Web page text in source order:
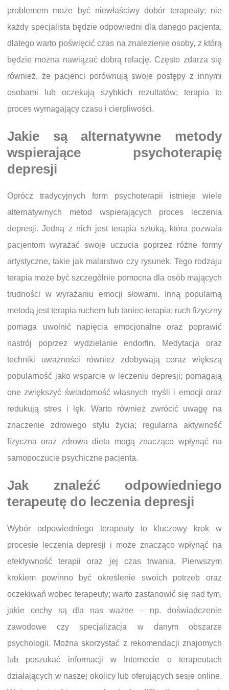
problemem może być niewłaściwy dobór terapeuty; nie
każdy specjalista będzie odpowiedni dla danego pacjenta,
dlatego warto poświęcić czas na znalezienie osoby, z którą
będzie można nawiązać dobrą relację. Często zdarza się
również, że pacjenci porównują swoje postępy z innymi
osobami lub oczekują szybkich rezultatów; terapia to
proces wymagający czasu i cierpliwości.
Jakie są alternatywne metody
wspierające psychoterapię
depresji
Oprócz tradycyjnych form psychoterapii istnieje wiele
alternatywnych metod wspierających proces leczenia
depresji. Jedną z nich jest terapia sztuką, która pozwala
pacjentom wyrażać swoje uczucia poprzez różne formy
artystyczne, takie jak malarstwo czy rysunek. Tego rodzaju
terapia może być szczególnie pomocna dla osób mających
trudności w wyrażaniu emocji słowami. Inną popularną
metodą jest terapia ruchem lub taniec-terapia; ruch fizyczny
pomaga uwolnić napięcia emocjonalne oraz poprawić
nastrój poprzez wydzielanie endorfin. Medytacja oraz
techniki uważności również zdobywają coraz większą
popularność jako wsparcie w leczeniu depresji; pomagają
one zwiększyć świadomość własnych myśli i emocji oraz
redukują stres i lęk. Warto również zwrócić uwagę na
znaczenie zdrowego stylu życia; regularna aktywność
fizyczna oraz zdrowa dieta mogą znacząco wpłynąć na
samopoczucie psychiczne pacjenta.
Jak znaleźć odpowiedniego
terapeutę do leczenia depresji
Wybór odpowiedniego terapeuty to kluczowy krok w
procesie leczenia depresji i może znacząco wpłynąć na
efektywność terapii oraz jej czas trwania. Pierwszym
krokiem powinno być określenie swoich potrzeb oraz
oczekiwań wobec terapeuty; warto zastanowić się nad tym,
jakie cechy są dla nas ważne – np. doświadczenie
zawodowe czy specjalizacja w danym obszarze
psychologii. Można skorzystać z rekomendacji znajomych
lub poszukać informacji w Internecie o terapeutach
działających w naszej okolicy lub oferujących sesje online.